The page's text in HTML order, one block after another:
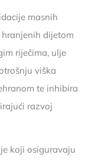
masnih
dijetom
riječima, ulje
viška
te inhibira
razvoj
koji osiguravaju